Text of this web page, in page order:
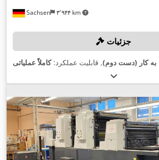
Sachsen ۳٬۹۴۴ km
جزئیات
به کار (دست دوم), قابلیت عملکرد:کاملاً عملیاتی